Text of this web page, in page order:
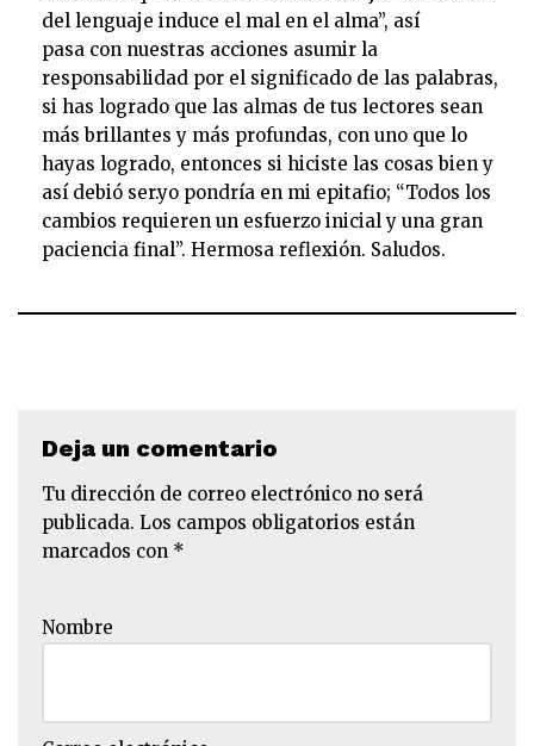
del lenguaje induce el mal en el alma”, así
pasa con nuestras acciones asumir la
responsabilidad por el significado de las palabras,
si has logrado que las almas de tus lectores sean
más brillantes y más profundas, con uno que lo
hayas logrado, entonces si hiciste las cosas bien y
así debió ser.yo pondría en mi epitafio; “Todos los
cambios requieren un esfuerzo inicial y una gran
paciencia final”. Hermosa reflexión. Saludos.
Deja un comentario
Tu dirección de correo electrónico no será
publicada. Los campos obligatorios están
marcados con *
Nombre